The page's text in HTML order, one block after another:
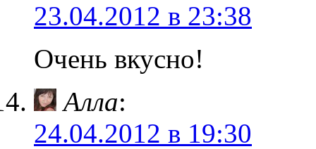
23.04.2012 в 23:38
Очень вкусно!
Алла:
24.04.2012 в 19:30